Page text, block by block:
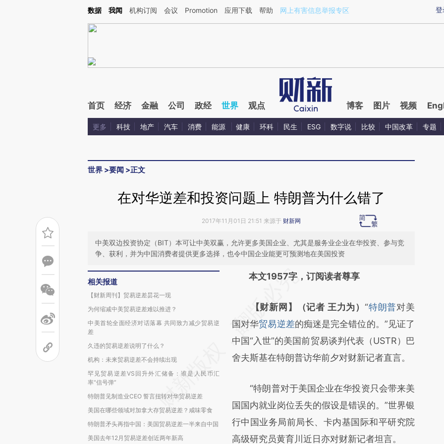
登
数据 我闻 机构订阅 会议 Promotion 应用下载 帮助 网上有害信息举报专区
首页 经济 金融 公司 政经 世界 观点 博客 图片 视频
更多 科技 地产 汽车 消费 能源 健康 环科 民生 ESG 数字说 比较 中国改革 专题
世界 >要闻 >正文
在对华逆差和投资问题上 特朗普为什么错了
2017年11月01日 21:51 来源于 财新网
中美双边投资协定（BIT）本可让中美双赢，允许更多美国企业、尤其是服务业企业在华投资、参与竞
争、获利，并为中国消费者提供更多选择，也令中国企业能更可预测地在美国投资
相关报道
【财新周刊】贸易逆差昙花一现
为何缩减中美贸易逆差难以推进？
中美首轮全面经济对话落幕 共同致力减少贸易逆
差
久违的贸易逆差说明了什么？
机构：未来贸易逆差不会持续出现
罕见贸易逆差VS回升外汇储备：谁是人民币汇
率“信号弹”
特朗普见制造业CEO 誓言扭转对华贸易逆差
美国在哪些领域对加拿大存贸易逆差？咸味零食
特朗普矛头再指中国：美国贸易逆差一半来自中国
美国去年12月贸易逆差创近两年新高
本文1957字，订阅读者尊享
【财新网】（记者 王力为）“特朗普对美
国对华贸易逆差的痴迷是完全错位的。”见证了
中国“入世”的美国前贸易谈判代表（USTR）巴
舍夫斯基在特朗普访华前夕对财新记者直言。
“特朗普对于美国企业在华投资只会带来美
国国内就业岗位丢失的假设是错误的。”世界银
行中国业务局前局长、卡内基国际和平研究院
高级研究员黄育川近日亦对财新记者坦言。